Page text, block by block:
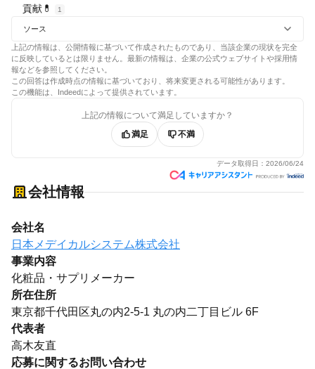
貢献💊
1
ソース
上記の情報は、公開情報に基づいて作成されたものであり、当該企業の現状を完全
に反映しているとは限りません。最新の情報は、企業の公式ウェブサイトや採用情
報などを参照してください。
この回答は作成時点の情報に基づいており、将来変更される可能性があります。
この機能は、Indeedによって提供されています。
上記の情報について満足していますか？
満足
不満
データ取得日： 2026/06/24
会社情報
会社名
日本メデイカルシステム株式会社
事業内容
化粧品・サプリメーカー
所在住所
東京都千代田区丸の内2-5-1 丸の内二丁目ビル 6F
代表者
高木友直
応募に関するお問い合わせ